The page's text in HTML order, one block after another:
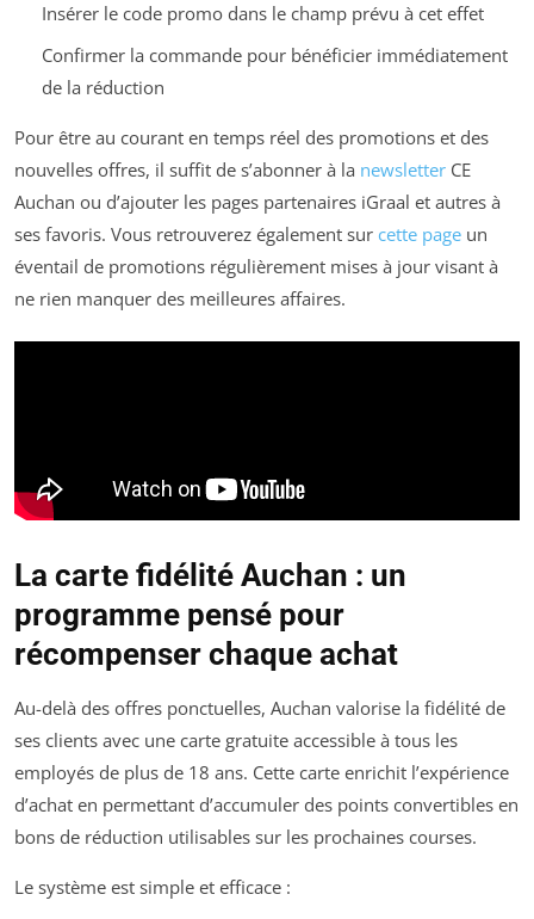
Insérer le code promo dans le champ prévu à cet effet
Confirmer la commande pour bénéficier immédiatement
de la réduction
Pour être au courant en temps réel des promotions et des
nouvelles offres, il suffit de s’abonner à la newsletter CE
Auchan ou d’ajouter les pages partenaires iGraal et autres à
ses favoris. Vous retrouverez également sur cette page un
éventail de promotions régulièrement mises à jour visant à
ne rien manquer des meilleures affaires.
La carte fidélité Auchan : un
programme pensé pour
récompenser chaque achat
Au-delà des offres ponctuelles, Auchan valorise la fidélité de
ses clients avec une carte gratuite accessible à tous les
employés de plus de 18 ans. Cette carte enrichit l’expérience
d’achat en permettant d’accumuler des points convertibles en
bons de réduction utilisables sur les prochaines courses.
Le système est simple et efficace :